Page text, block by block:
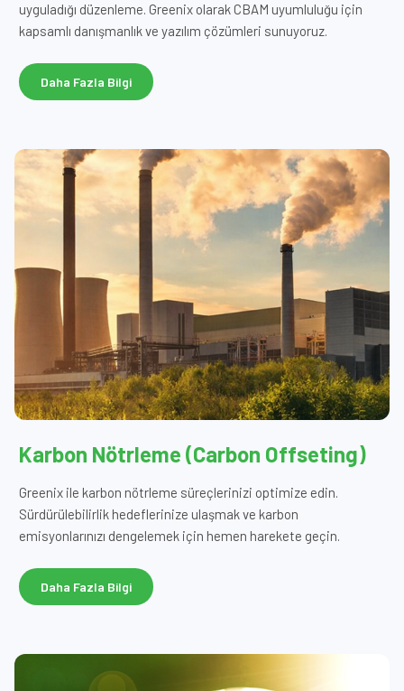
uyguladığı düzenleme. Greenix olarak CBAM uyumluluğu için
kapsamlı danışmanlık ve yazılım çözümleri sunuyoruz.
Daha Fazla Bilgi
Karbon Nötrleme (Carbon Offseting)
Greenix ile karbon nötrleme süreçlerinizi optimize edin.
Sürdürülebilirlik hedeflerinize ulaşmak ve karbon
emisyonlarınızı dengelemek için hemen harekete geçin.
Daha Fazla Bilgi